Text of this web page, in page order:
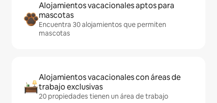
Alojamientos vacacionales aptos para
mascotas
Encuentra 30 alojamientos que permiten
mascotas
Alojamientos vacacionales con áreas de
trabajo exclusivas
20 propiedades tienen un área de trabajo